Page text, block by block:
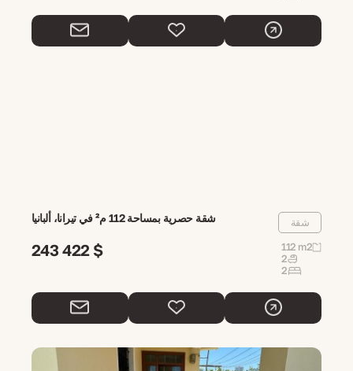
شقة حصرية بمساحة 112 م² في تيرانا، ألبانيا شقة
243 422 $
112 m2
2
2